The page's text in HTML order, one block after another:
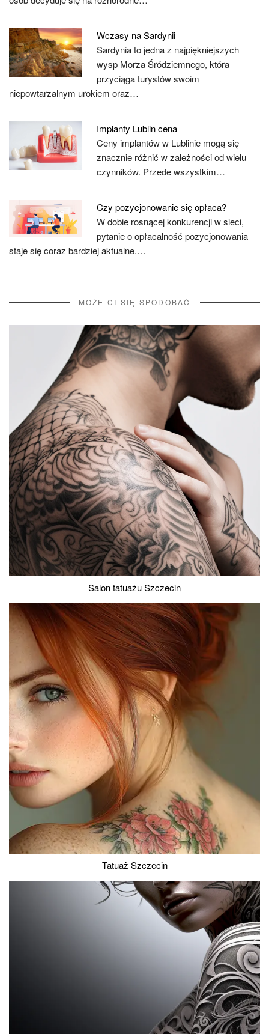
Wczasy na Sardynii
Sardynia to jedna z najpiękniejszych
wysp Morza Śródziemnego, która
przyciąga turystów swoim
niepowtarzalnym urokiem oraz…
Implanty Lublin cena
Ceny implantów w Lublinie mogą się
znacznie różnić w zależności od wielu
czynników. Przede wszystkim…
Czy pozycjonowanie się opłaca?
W dobie rosnącej konkurencji w sieci,
pytanie o opłacalność pozycjonowania
staje się coraz bardziej aktualne.…
MOŻE CI SIĘ SPODOBAĆ
Salon tatuażu Szczecin
Tatuaż Szczecin